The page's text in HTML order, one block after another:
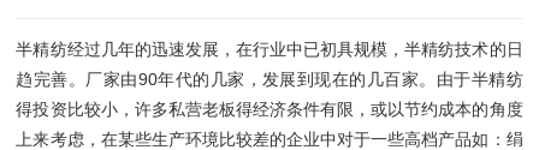
半精纺经过几年的迅速发展，在行业中已初具规模，半精纺技术的日
趋完善。厂家由90年代的几家，发展到现在的几百家。由于半精纺
得投资比较小，许多私营老板得经济条件有限，或以节约成本的角度
上来考虑，在某些生产环境比较差的企业中对于一些高档产品如：绢